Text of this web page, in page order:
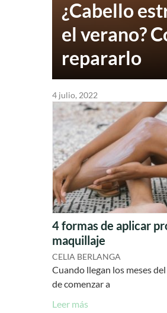
¿Cabello
el verano?
repararlo
4 julio, 2022
4 formas de aplicar
maquillaje
CELIA BERLANGA
Cuando llegan los meses
de comenzar a
Leer más